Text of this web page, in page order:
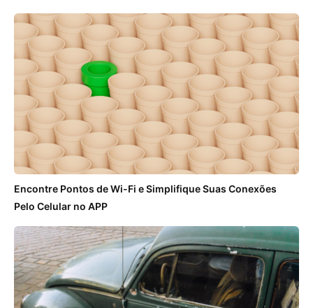
Encontre Pontos de Wi-Fi e Simplifique Suas Conexões
Pelo Celular no APP